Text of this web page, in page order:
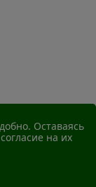
Оставаясь
на их